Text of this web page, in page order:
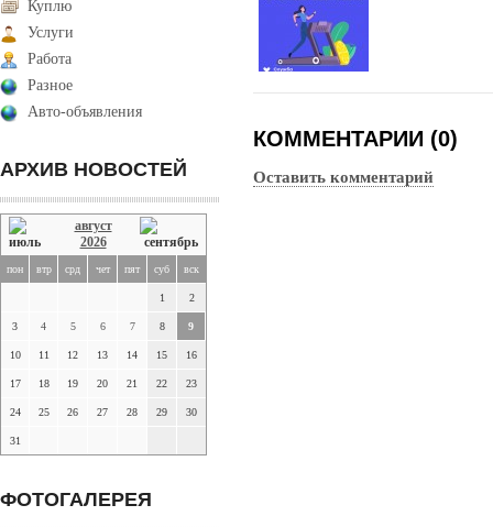
Куплю
Услуги
Работа
Разное
Авто-объявления
АРХИВ НОВОСТЕЙ
август
2026
пон втр срд чет пят суб вск
1 2
3 4 5 6 7 8 9
10 11 12 13 14 15 16
17 18 19 20 21 22 23
24 25 26 27 28 29 30
31
ФОТОГАЛЕРЕЯ
КОММЕНТАРИИ (0)
Оставить комментарий